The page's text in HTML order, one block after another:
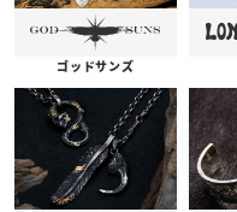
ゴッドサンズ